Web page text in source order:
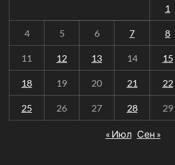
1
4 5 6 7 8
11 12 13 14 15
18 19 20 21 22
25 26 27 28 29
« Июл Сен »